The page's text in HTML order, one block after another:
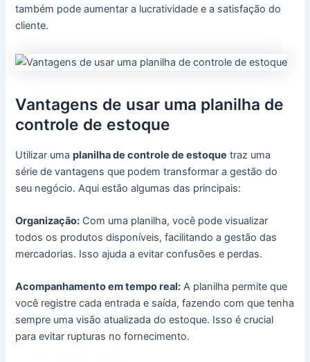
também pode aumentar a lucratividade e a satisfação do
cliente.
Vantagens de usar uma planilha de
controle de estoque
Utilizar umaplanilha de controle de estoque traz uma
série de vantagens que podem transformar a gestão do
seu negócio. Aqui estão algumas das principais:
Organização: Com uma planilha, você pode visualizar
todos os produtos disponíveis, facilitando a gestão das
mercadorias. Isso ajuda a evitar confusões e perdas.
Acompanhamento em tempo real: A planilha permite que
você registre cada entrada e saída, fazendo com que tenha
sempre uma visão atualizada do estoque. Isso é crucial
para evitar rupturas no fornecimento.